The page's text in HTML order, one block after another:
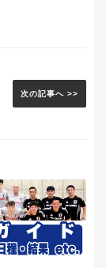
次の記事へ >>